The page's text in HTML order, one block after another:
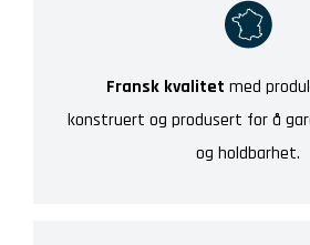
Fransk kvalitet med
konstruert og produsert for å
og holdbarhet.